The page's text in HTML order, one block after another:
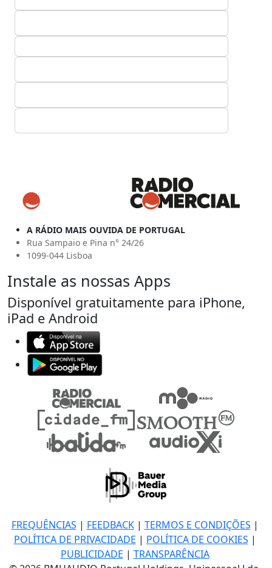
A RÁDIO MAIS OUVIDA DE PORTUGAL
Rua Sampaio e Pina n° 24/26
1099-044 Lisboa
Instale as nossas Apps
Disponível gratuitamente para iPhone,
iPad e Android
FREQUÊNCIAS | FEEDBACK| TERMOS E CONDIÇÕES |
POLÍTICA DE PRIVACIDADE | POLÍTICA DE COOKIES |
PUBLICIDADE | TRANSPARÊNCIA